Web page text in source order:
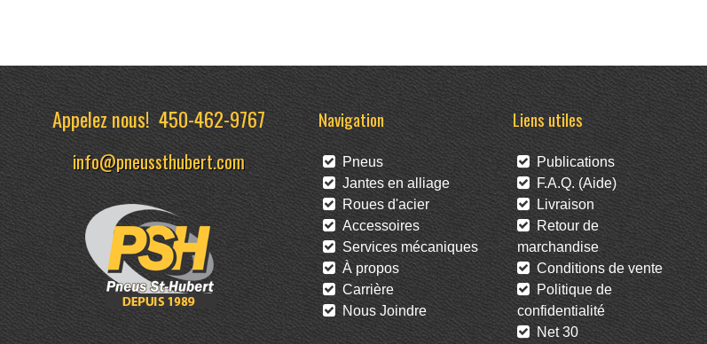
Appelez nous!450-462-9767
info@pneussthubert.com
Navigation
Pneus
Jantes en alliage
Roues d'acier
Accessoires
Services mécaniques
À propos
Carrière
Nous Joindre
Liens utiles
Publications
F.A.Q. (Aide)
Livraison
Retour de
marchandise
Conditions de vente
Politique de
confidentialité
Net 30